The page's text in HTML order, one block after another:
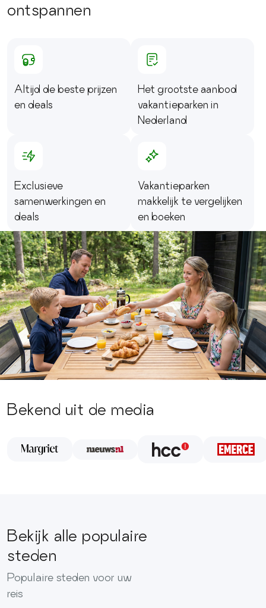
ontspannen
Altijd de beste prijzen
en deals
Het grootste aanbod
vakantieparken in
Nederland
Exclusieve
samenwerkingen en
deals
Vakantieparken
makkelijk te vergelijken
en boeken
Bekend uit de media
Bekijk alle populaire
steden
Populaire steden voor uw
reis